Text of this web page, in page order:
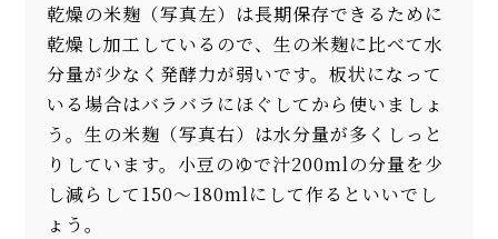
乾燥の米麹（写真左）は長期保存できるために
乾燥し加工しているので、生の米麹に比べて水
分量が少なく発酵力が弱いです。板状になって
いる場合はバラバラにほぐしてから使いましょ
う。生の米麹（写真右）は水分量が多くしっと
りしています。小豆のゆで汁200mlの分量を少
し減らして150～180mlにして作るといいでし
ょう。